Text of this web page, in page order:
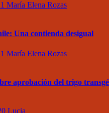
María Elena Rozas
Una contienda desigual
María Elena Rozas
aprobación del trigo
Lucia